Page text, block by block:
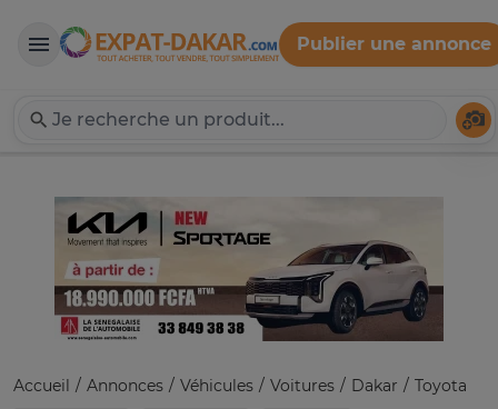
Expat-Dakar
Publier une annonce
Accueil Annonces Véhicules Voitures Dakar
Toyota